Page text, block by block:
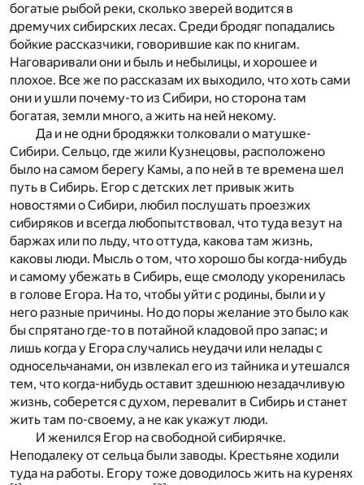
богатые рыбой реки, сколько зверей водится в
дремучих сибирских лесах. Среди бродяг попадались
бойкие рассказчики, говорившие как по книгам.
Наговаривали они и быль и небылицы, и хорошее и
плохое. Все же по рассказам их выходило, что хоть сами
они и ушли почему-то из Сибири, но сторона там
богатая, земли много, а жить на ней некому.
Да и не одни бродяжки толковали о матушке-
Сибири. Сельцо, где жили Кузнецовы, расположено
было на самом берегу Камы, а по ней в те времена шел
путь в Сибирь. Егор с детских лет привык жить
новостями о Сибири, любил послушать проезжих
сибиряков и всегда любопытствовал, что туда везут на
баржах или по льду, что оттуда, какова там жизнь,
каковы люди. Мысль о том, что хорошо бы когда-нибудь
и самому убежать в Сибирь, еще смолоду укоренилась
в голове Егора. На то, чтобы уйти с родины, были и у
него разные причины. Но до поры желание это было как
бы спрятано где-то в потайной кладовой про запас; и
лишь когда у Егора случались неудачи или нелады с
односельчанами, он извлекал его из тайника и утешался
тем, что когда-нибудь оставит здешнюю незадачливую
жизнь, соберется с духом, перевалит в Сибирь и станет
жить там по-своему, а не как укажут люди.
И женился Егор на свободной сибирячке.
Неподалеку от сельца были заводы. Крестьяне ходили
туда на работы. Егору тоже доводилось жить на куренях